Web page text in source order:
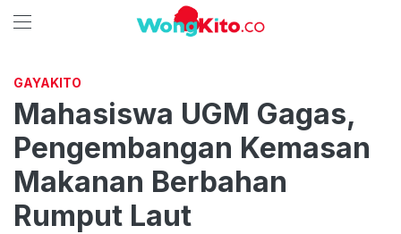
GAYAKITO
Mahasiswa UGM Gagas,
Pengembangan Kemasan
Makanan Berbahan
Rumput Laut